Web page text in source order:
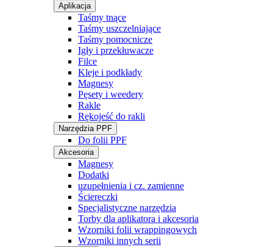
Aplikacja
Taśmy tnące
Taśmy uszczelniające
Taśmy pomocnicze
Igły i przekłuwacze
Filce
Kleje i podkłady
Magnesy
Pęsety i weedery
Rakle
Rękojeść do rakli
Narzędzia PPF
Do folii PPF
Akcesoria
Magnesy
Dodatki
uzupełnienia i cz. zamienne
Ściereczki
Specjalistyczne narzędzia
Torby dla aplikatora i akcesoria
Wzorniki folii wrappingowych
Wzorniki innych serii